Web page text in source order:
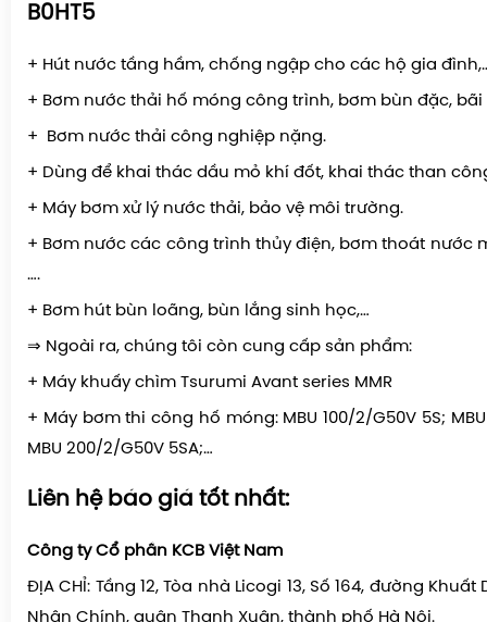
B0HT5
+ Hút nước tầng hầm, chống ngập cho các hộ gia
+ Bơm nước thải hố móng công trình, bơm bùn đặc, bãi
+ Bơm nước thải công nghiệp nặng.
+ Dùng để khai thác dầu mỏ khí đốt, khai thác than
+ Máy bơm xử lý nước thải, bảo vệ môi trường.
+ Bơm nước các công trình thủy điện, bơm thoát nước
….
+ Bơm hút bùn loãng, bùn lắng sinh học,…
⇒ Ngoài ra, chúng tôi còn cung cấp sản phẩm:
+ Máy khuấy chìm Tsurumi Avant series MMR
+ Máy bơm thi công hố móng: MBU 100/2/G50V 5S;
MBU 200/2/G50V 5SA;…
Liên hệ báo giá tốt nhất:
Công ty Cổ phần KCB Việt Nam
ĐỊA CHỈ: Tầng 12, Tòa nhà Licogi 13, Số 164, đường
Nhân Chính, quận Thanh Xuân, thành phố Hà Nội.